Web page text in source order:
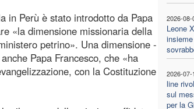
2026-08-
Leone
2026-07-
line
sul
per la
in Perù è stato introdotto da Papa
«la dimensione missionaria della
petrino». Una dimensione -
Papa Francesco, che «ha
con la Costituzione